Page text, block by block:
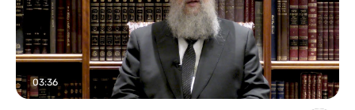
03:36